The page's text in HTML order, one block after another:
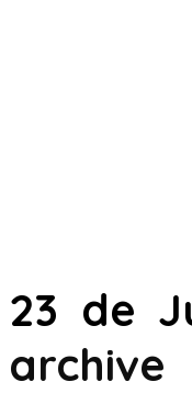
23 de
archive